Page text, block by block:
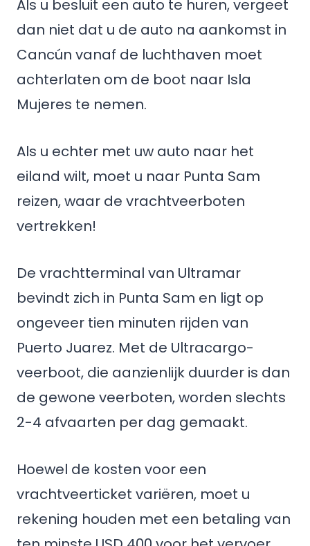
Als u besluit een auto te huren, vergeet
dan niet dat u de auto na aankomst in
Cancún vanaf de luchthaven moet
achterlaten om de boot naar Isla
Mujeres te nemen.
Als u echter met uw auto naar het
eiland wilt, moet u naar Punta Sam
reizen, waar de vrachtveerboten
vertrekken!
De vrachtterminal van Ultramar
bevindt zich in Punta Sam en ligt op
ongeveer tien minuten rijden van
Puerto Juarez. Met de Ultracargo-
veerboot, die aanzienlijk duurder is dan
de gewone veerboten, worden slechts
2-4 afvaarten per dag gemaakt.
Hoewel de kosten voor een
vrachtveerticket variëren, moet u
rekening houden met een betaling van